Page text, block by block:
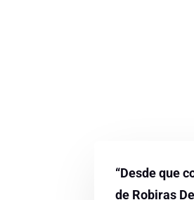
“Desde que
de Robiras